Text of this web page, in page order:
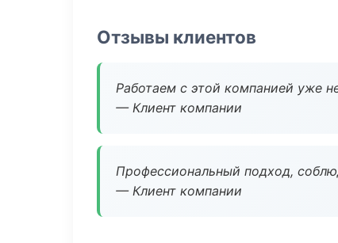
Отзывы клиентов
Работаем с этой компанией уже
— Клиент компании
Профессиональный подход,
— Клиент компании